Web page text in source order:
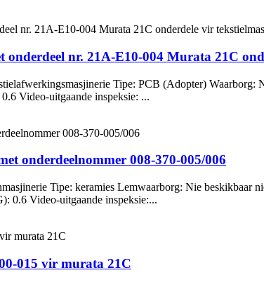
onderdeel nr. 21A-E10-004 Murata 21C
Tipe: PCB (Adopter)
Video-uitgaande inspeksie: ...
onderdeelnommer 008-370-005/006
Tipe: keramies Lemwaarborg: Nie beskikbaar
0.6 Video-uitgaande inspeksie:...
015 vir murata 21C